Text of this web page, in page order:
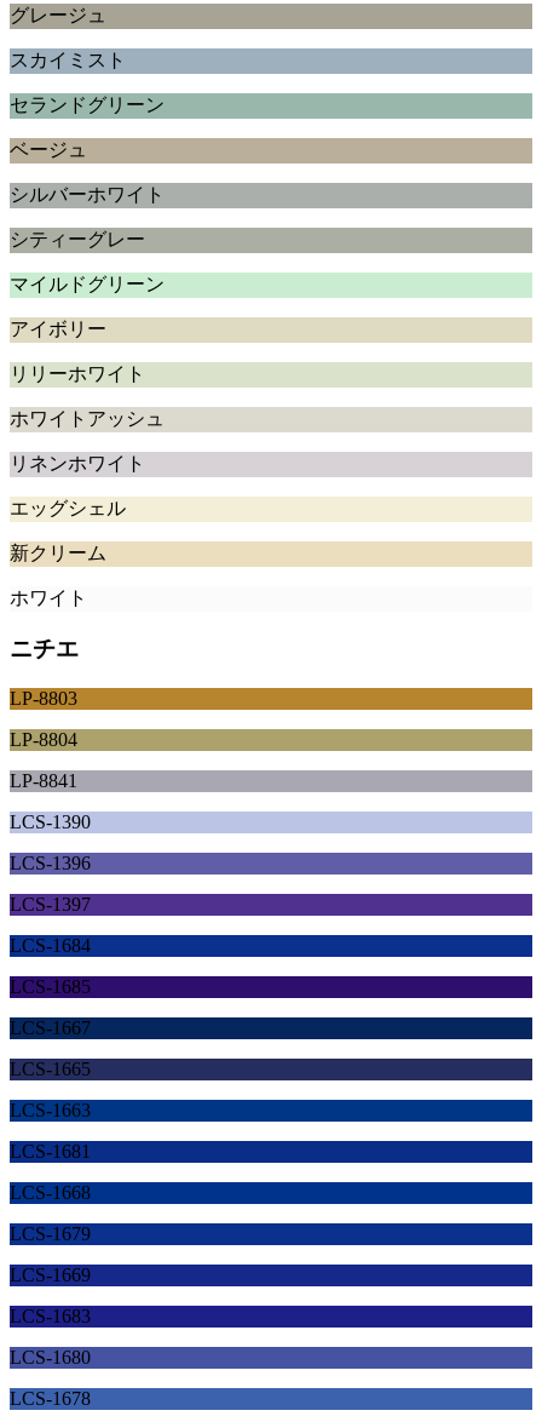
グレージュ
スカイミスト
セランドグリーン
ベージュ
シルバーホワイト
シティーグレー
マイルドグリーン
アイボリー
リリーホワイト
ホワイトアッシュ
リネンホワイト
エッグシェル
新クリーム
ホワイト
ニチエ
LP-8803
LP-8804
LP-8841
LCS-1390
LCS-1396
LCS-1397
LCS-1684
LCS-1685
LCS-1667
LCS-1665
LCS-1663
LCS-1681
LCS-1668
LCS-1679
LCS-1669
LCS-1683
LCS-1680
LCS-1678